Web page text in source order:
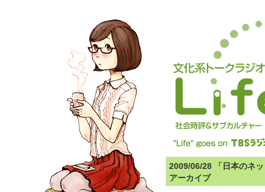
2009/06/28 「日本のネ
アーカイブ